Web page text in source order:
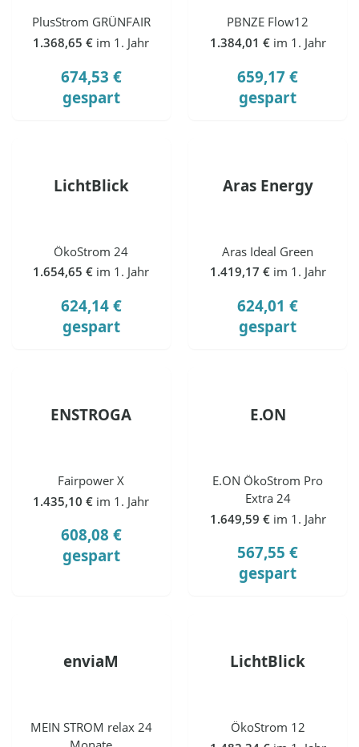
PlusStrom GRÜNFAIR
1.368,65 € im 1. Jahr
674,53 €
gespart
PBNZE Flow12
1.384,01 € im 1. Jahr
659,17 €
gespart
LichtBlick
ÖkoStrom 24
1.654,65 € im 1. Jahr
624,14 €
gespart
Aras Energy
Aras Ideal Green
1.419,17 € im 1. Jahr
624,01 €
gespart
ENSTROGA
Fairpower X
1.435,10 € im 1. Jahr
608,08 €
gespart
E.ON
E.ON ÖkoStrom Pro
Extra 24
1.649,59 € im 1. Jahr
567,55 €
gespart
enviaM
MEIN STROM relax 24
LichtBlick
ÖkoStrom 12